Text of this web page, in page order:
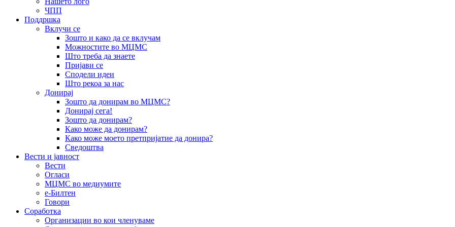
ЧПП
Поддршка
Вклучи се
Зошто и како да се вклучам
Можностите во МЦМС
Што треба да знаете
Пријави се
Сподели идеи
Што рекоа за нас
Донирај
Зошто да донирам во МЦМС?
Донирај сега!
Зошто да донирам?
Како може да донирам?
Како може моето претпријатие да донира?
Сведоштва
Вести и јавност
Вести
Огласи
МЦМС во медиумите
е-Билтен
Говори
Соработка
Организации во кои членуваме